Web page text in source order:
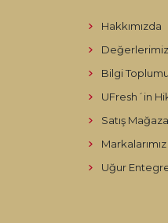
Hakkımızda
Değerlerimiz
Bilgi
UFresh´in
Satış
Markalarımız
Uğur